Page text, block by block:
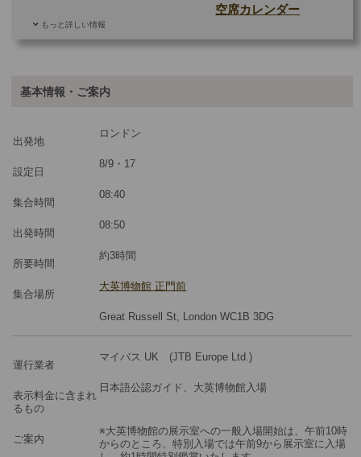
もっと詳しい情報
空席カレンダー
ツアーコード
基本情報・ご案内
出発地
ロンドン
設定日
8/9・17
集合時間
08:40
出発時間
08:50
所要時間
約3時間
集合場所
大英博物館 正門前
Great Russell St, London WC1B 3DG
運行業者
マイバス UK (JTB Europe Ltd.)
表示料金に含まれ
るもの
日本語公認ガイド、大英博物館入場
ご案内
※大英博物館の展示室への一般入場開始は、午前10時
からのところ、特別入場では午前9から展示室に入場